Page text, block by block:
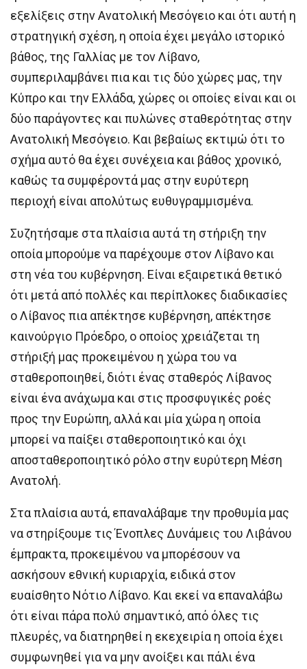
εξελίξεις στην Ανατολική Μεσόγειο και ότι αυτή η
στρατηγική σχέση, η οποία έχει μεγάλο ιστορικό
βάθος, της Γαλλίας με τον Λίβανο,
συμπεριλαμβάνει πια και τις δύο χώρες μας, την
Κύπρο και την Ελλάδα, χώρες οι οποίες είναι και οι
δύο παράγοντες και πυλώνες σταθερότητας στην
Ανατολική Μεσόγειο. Και βεβαίως εκτιμώ ότι το
σχήμα αυτό θα έχει συνέχεια και βάθος χρονικό,
καθώς τα συμφέροντά μας στην ευρύτερη
περιοχή είναι απολύτως ευθυγραμμισμένα.
Συζητήσαμε στα πλαίσια αυτά τη στήριξη την
οποία μπορούμε να παρέχουμε στον Λίβανο και
στη νέα του κυβέρνηση. Είναι εξαιρετικά θετικό
ότι μετά από πολλές και περίπλοκες διαδικασίες
ο Λίβανος πια απέκτησε κυβέρνηση, απέκτησε
καινούργιο Πρόεδρο, ο οποίος χρειάζεται τη
στήριξή μας προκειμένου η χώρα του να
σταθεροποιηθεί, διότι ένας σταθερός Λίβανος
είναι ένα ανάχωμα και στις προσφυγικές ροές
προς την Ευρώπη, αλλά και μία χώρα η οποία
μπορεί να παίξει σταθεροποιητικό και όχι
αποσταθεροποιητικό ρόλο στην ευρύτερη Μέση
Ανατολή.
Στα πλαίσια αυτά, επαναλάβαμε την προθυμία μας
να στηρίξουμε τις Ένοπλες Δυνάμεις του Λιβάνου
έμπρακτα, προκειμένου να μπορέσουν να
ασκήσουν εθνική κυριαρχία, ειδικά στον
ευαίσθητο Νότιο Λίβανο. Και εκεί να επαναλάβω
ότι είναι πάρα πολύ σημαντικό, από όλες τις
πλευρές, να διατηρηθεί η εκεχειρία η οποία έχει
συμφωνηθεί για να μην ανοίξει και πάλι ένα